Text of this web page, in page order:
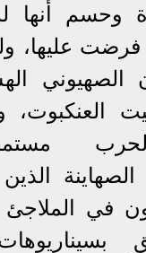
وحسم
فرضت عليها،
الصهيوني
العنكبوت،
في